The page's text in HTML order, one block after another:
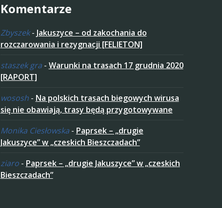
Komentarze
Zbyszek- Jakuszyce – od zakochania do
rozczarowania i rezygnacji [FELIETON]
staszek gra- Warunki na trasach 17 grudnia 2020
[RAPORT]
wososh- Na polskich trasach biegowych wirusa
się nie obawiają, trasy będą przygotowywane
Monika Ciesłowska- Paprsek – „drugie
Jakuszyce” w „czeskich Bieszczadach”
ziaro- Paprsek – „drugie Jakuszyce” w „czeskich
Bieszczadach”